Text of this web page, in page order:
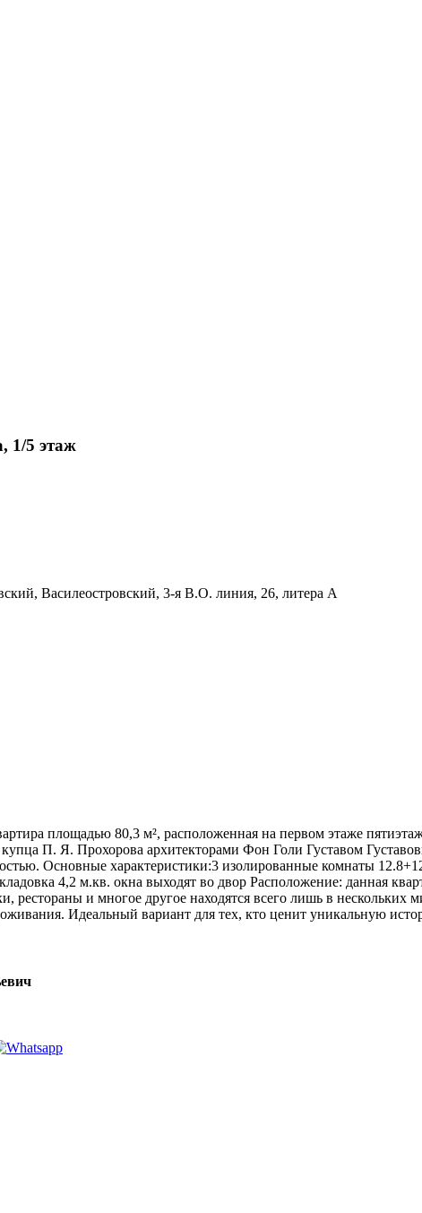
1/5 этаж
Василеостровский, 3-я В.О. линия, 26, литера А
площадью 80,3 м², расположенная на первом этаже
купца П. Я. Прохорова архитекторами Фон Голи Густавом
Основные характеристики:3 изолированные комнаты
4,2 м.кв. окна выходят во двор Расположение: данная
рестораны и многое другое находятся всего лишь в
Идеальный вариант для тех, кто ценит уникальную